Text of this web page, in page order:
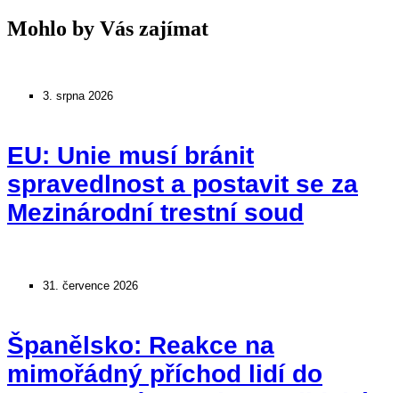
Mohlo by Vás zajímat
3. srpna 2026
EU: Unie musí bránit
spravedlnost a postavit se za
Mezinárodní trestní soud
31. července 2026
Španělsko: Reakce na
mimořádný příchod lidí do